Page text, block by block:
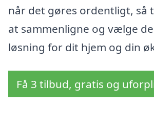
når det gøres ordentligt, så
at sammenligne og vælge
løsning for dit hjem og din
Få 3 tilbud, gratis og